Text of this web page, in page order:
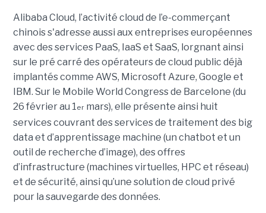
Alibaba Cloud, l’activité cloud de l’e-commerçant
chinois s'adresse aussi aux entreprises européennes
avec des services PaaS, IaaS et SaaS, lorgnant ainsi
sur le pré carré des opérateurs de cloud public déjà
implantés comme AWS, Microsoft Azure, Google et
IBM. Sur le Mobile World Congress de Barcelone (du
26 février au 1ermars), elle présente ainsi huit
services couvrant des services de traitement des big
data et d’apprentissage machine (un chatbot et un
outil de recherche d’image), des offres
d’infrastructure (machines virtuelles, HPC et réseau)
et de sécurité, ainsi qu’une solution de cloud privé
pour la sauvegarde des données.